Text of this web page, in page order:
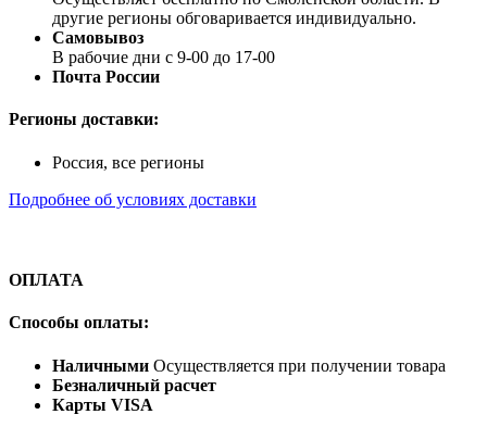
другие регионы обговаривается индивидуально.
Самовывоз
В рабочие дни с 9-00 до 17-00
Почта России
Регионы доставки:
Россия, все регионы
Подробнее об условиях доставки
ОПЛАТА
Способы оплаты:
Наличными Осуществляется при получении товара
Безналичный расчет
Карты VISA